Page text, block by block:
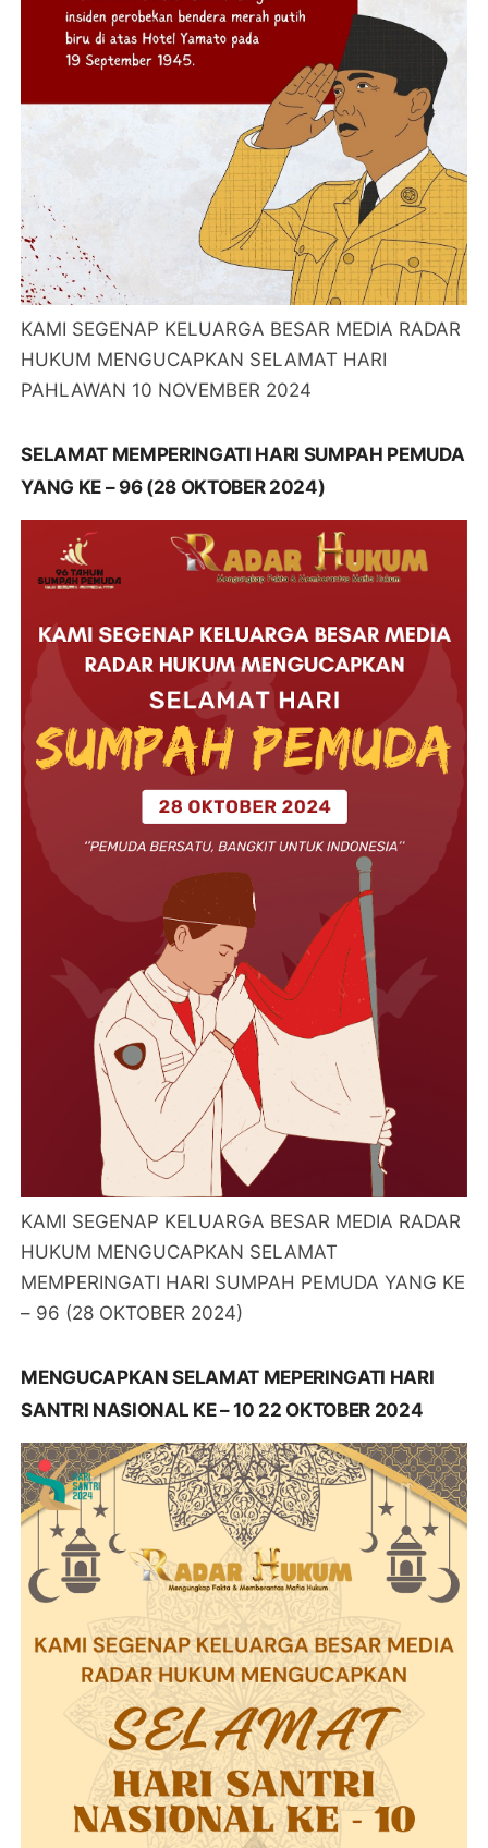
KAMI SEGENAP KELUARGA BESAR MEDIA RADAR
HUKUM MENGUCAPKAN SELAMAT HARI
PAHLAWAN 10 NOVEMBER 2024
SELAMAT MEMPERINGATI HARI SUMPAH PEMUDA
YANG KE – 96 (28 OKTOBER 2024)
KAMI SEGENAP KELUARGA BESAR MEDIA RADAR
HUKUM MENGUCAPKAN SELAMAT
MEMPERINGATI HARI SUMPAH PEMUDA YANG KE
– 96 (28 OKTOBER 2024)
MENGUCAPKAN SELAMAT MEPERINGATI HARI
SANTRI NASIONAL KE – 10 22 OKTOBER 2024